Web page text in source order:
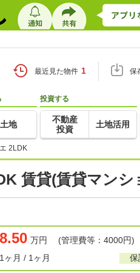
最近見た物件 1 保
土地
投資する
不動産
投資
土地活用
2LDK
賃貸(賃貸マンシ
8.50 万円 (管理費等：4000円)
1ヶ月 / 1ヶ月 保